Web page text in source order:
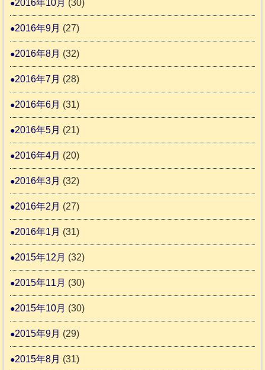
2016年10月 (30)
2016年9月 (27)
2016年8月 (32)
2016年7月 (28)
2016年6月 (31)
2016年5月 (21)
2016年4月 (20)
2016年3月 (32)
2016年2月 (27)
2016年1月 (31)
2015年12月 (32)
2015年11月 (30)
2015年10月 (30)
2015年9月 (29)
2015年8月 (31)